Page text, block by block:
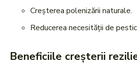
Creșterea polenizării naturale.
Reducerea necesității de
Beneficiile creșterii